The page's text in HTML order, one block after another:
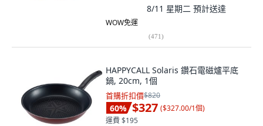
8/11 星期二 預計送達
WOW免運
(471)
HAPPYCALL Solaris 鑽石電磁爐平底
鍋, 20cm, 1個
首購折扣價$820
60% $327 ($327.00/1個)
運費 $195